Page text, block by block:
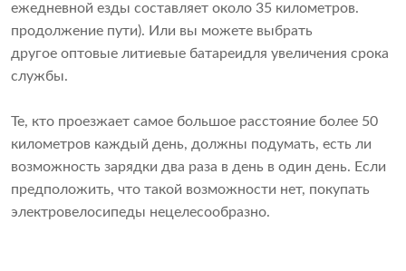
ежедневной езды составляет около 35 километров.
продолжение пути). Или вы можете выбрать
другое оптовые литиевые батареидля увеличения срока
службы.
Те, кто проезжает самое большое расстояние более 50
километров каждый день, должны подумать, есть ли
возможность зарядки два раза в день в один день. Если
предположить, что такой возможности нет, покупать
электровелосипеды нецелесообразно.